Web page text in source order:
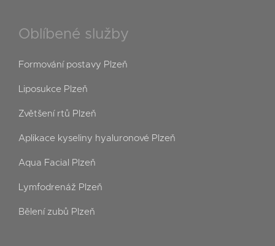
Oblíbené služby
Formování postavy Plzeň
Liposukce Plzeň
Zvětšení rtů Plzeň
Aplikace kyseliny hyaluronové Plzeň
Aqua Facial Plzeň
Lymfodrenáž Plzeň
Bělení zubů Plzeň